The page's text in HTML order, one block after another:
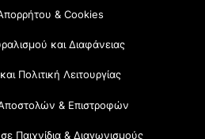
& Cookies
και Διαφάνειας
Πολιτική Λειτουργίας
& Επιστροφών
Παιχνίδια & Διαγωνισμούς